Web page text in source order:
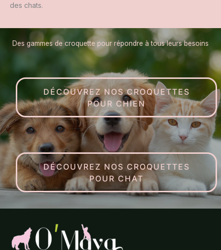
des chats.
Des gammes de croquette pour répondre à tous leurs besoins
DÉCOUVREZ NOS CROQUETTES
POUR CHIEN
DÉCOUVREZ NOS CROQUETTES
POUR CHAT